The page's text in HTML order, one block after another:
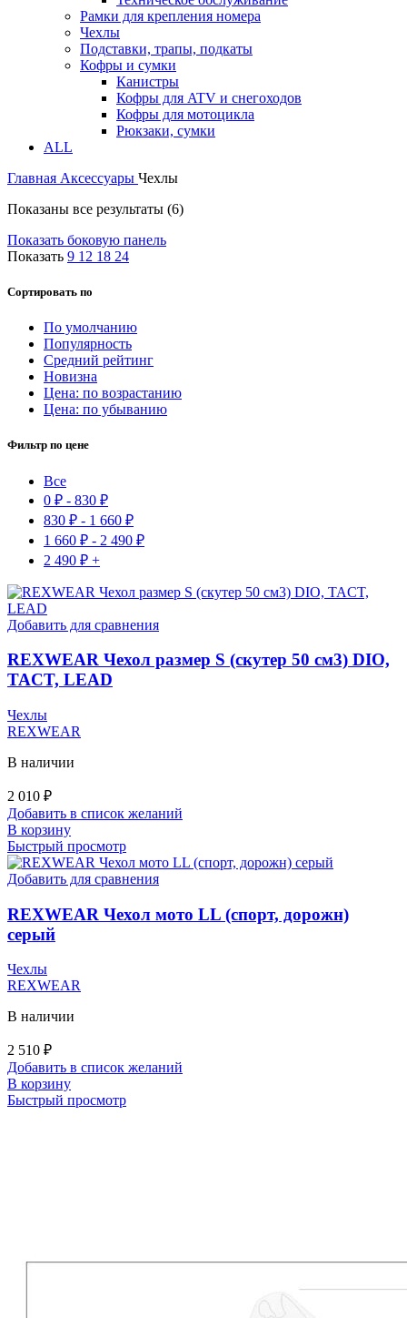
Рамки для крепления номера
Чехлы
Подставки, трапы, подкаты
Кофры и сумки
Канистры
Кофры для ATV и снегоходов
Кофры для мотоцикла
Рюкзаки, сумки
ALL
Главная Аксессуары Чехлы
Показаны все результаты (6)Цены:
Показать боковую панель
Показать 9 12 18 24
Сортировать по
По умолчанию
Популярность
Средний рейтинг
Новизна
Цена: по возрастанию
Цена: по убыванию
Фильтр по цене
Все
0 ₽ - 830 ₽
830 ₽ - 1 660 ₽
1 660 ₽ - 2 490 ₽
2 490 ₽ +
Добавить для сравнения
REXWEAR Чехол размер S (скутер 50 см3) DIO,
TACT, LEAD
Чехлы
REXWEAR
В наличии
2 010 ₽
Добавить в список желаний
В корзину
Быстрый просмотр
Добавить для сравнения
REXWEAR Чехол мото LL (спорт, дорожн)
серый
Чехлы
REXWEAR
В наличии
2 510 ₽
Добавить в список желаний
В корзину
Быстрый просмотр